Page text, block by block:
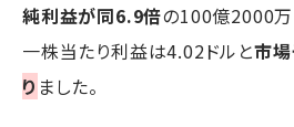
純利益が同6.9倍の100億2000万
一株当たり利益は4.02ドルと市
り ました。